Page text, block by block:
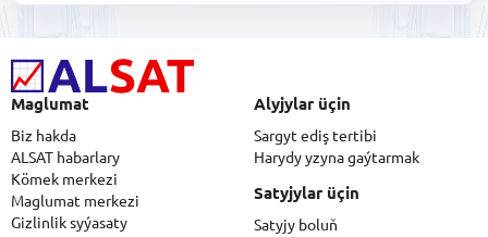
Maglumat
Biz hakda
ALSAT habarlary
Kömek merkezi
Maglumat merkezi
Gizlinlik syýasaty
Alyjylar üçin
Sargyt ediş tertibi
Harydy yzyna gaýtarmak
Satyjylar üçin
Satyjy boluň